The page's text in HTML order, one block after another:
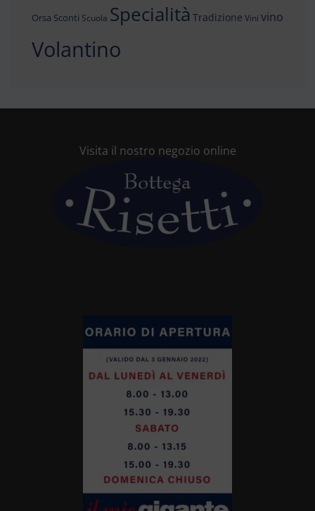
Orsa Sconti Scuola Specialità Tradizione Vini vino
Volantino
Visita il nostro negozio online